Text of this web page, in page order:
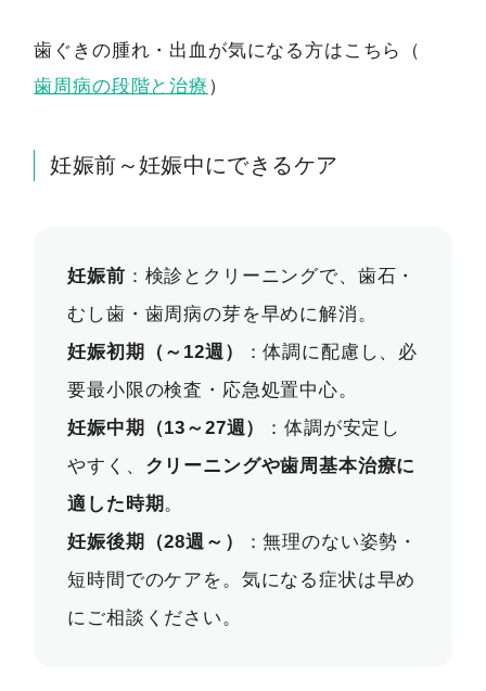
歯ぐきの腫れ・出血が気になる方はこちら（
歯周病の段階と治療 ）
妊娠前～妊娠中にできるケア
妊娠前 ：検診とクリーニングで、歯石・
むし歯・歯周病の芽を早めに解消。
妊娠初期（～12週）
：体調に配慮し、必
要最小限の検査・応急処置中心。
妊娠中期（13～27週）
：体調が安定し
やすく、 クリーニングや歯周基本治療に
適した時期 。
妊娠後期（28週～）
：無理のない姿勢・
短時間でのケアを。気になる症状は早め
にご相談ください。